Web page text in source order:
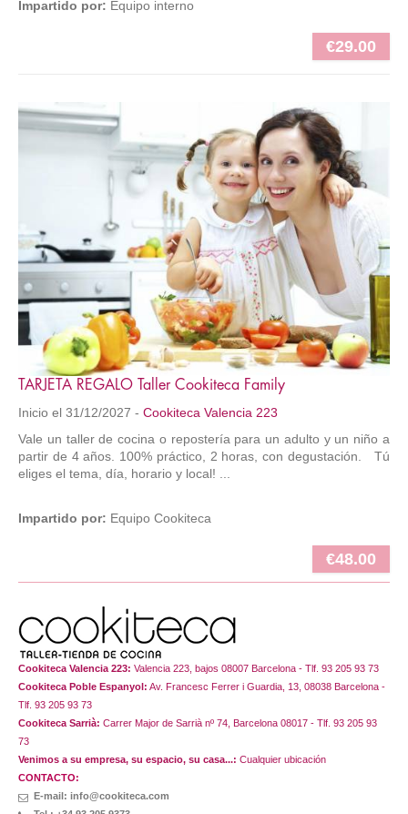
Impartido por: Equipo interno
€29.00
TARJETA REGALO Taller Cookiteca Family
Inicio el 31/12/2027 - Cookiteca Valencia 223
Vale un taller de cocina o repostería para un adulto y un niño a
partir de 4 años. 100% práctico, 2 horas, con degustación. Tú
eliges el tema, día, horario y local! ...
Impartido por: Equipo Cookiteca
€48.00
Cookiteca Valencia 223: Valencia 223, bajos 08007 Barcelona - Tlf. 93 205 93 73
Cookiteca Poble Espanyol: Av. Francesc Ferrer i Guardia, 13, 08038 Barcelona -
Tlf. 93 205 93 73
Cookiteca Sarrià: Carrer Major de Sarrià nº 74, Barcelona 08017 - Tlf. 93 205 93
73
Venimos a su empresa, su espacio, su casa...: Cualquier ubicación
CONTACTO:
E-mail: info@cookiteca.com